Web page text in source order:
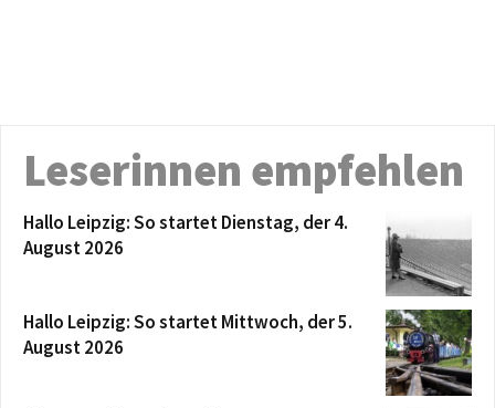
Leserinnen empfehlen
Hallo Leipzig: So startet Dienstag, der 4.
August 2026
Hallo Leipzig: So startet Mittwoch, der 5.
August 2026